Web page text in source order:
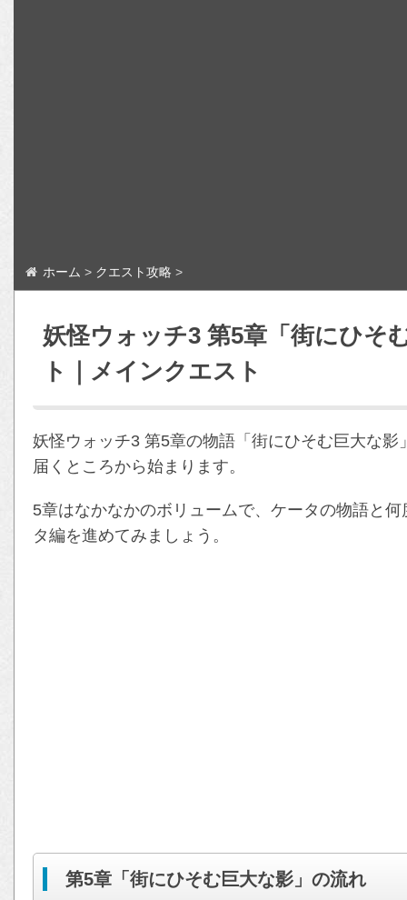
ホーム > クエスト攻略 >
妖怪ウォッチ3 第5章「街にひそ
ト｜メインクエスト
妖怪ウォッチ3 第5章の物語「街にひそむ巨大な
届くところから始まります。
5章はなかなかのボリュームで、ケータの物語と
タ編を進めてみましょう。
第5章「街にひそむ巨大な影」の流れ